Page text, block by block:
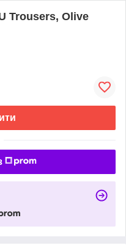
Trousers, Olive